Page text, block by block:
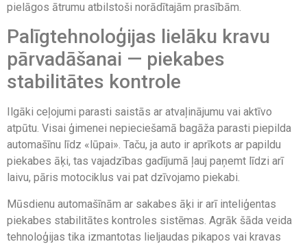
pielāgos ātrumu atbilstoši norādītajām prasībām.
Palīgtehnoloģijas lielāku kravu
pārvadāšanai — piekabes
stabilitātes kontrole
Ilgāki ceļojumi parasti saistās ar atvaļinājumu vai aktīvo
atpūtu. Visai ģimenei nepieciešamā bagāža parasti piepilda
automašīnu līdz «lūpai». Taču, ja auto ir aprīkots ar papildu
piekabes āķi, tas vajadzības gadījumā ļauj paņemt līdzi arī
laivu, pāris motociklus vai pat dzīvojamo piekabi.
Mūsdienu automašīnām ar sakabes āķi ir arī inteliģentas
piekabes stabilitātes kontroles sistēmas. Agrāk šāda veida
tehnoloģijas tika izmantotas lieljaudas pikapos vai kravas